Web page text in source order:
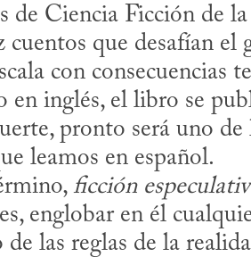
de Ciencia Ficción de
que desafían el
con consecuencias
en inglés, el libro se
pronto será uno
leamos en español.
ficción
englobar en él
las reglas de la